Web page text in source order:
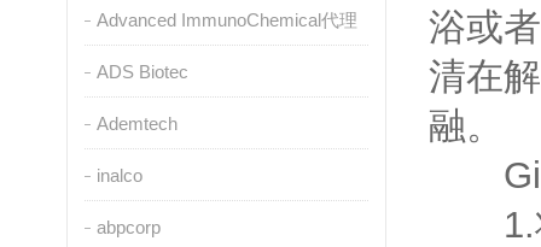
Advanced ImmunoChemical代理
ADS Biotec
Ademtech
inalco
abpcorp
浴或
清在
融。
1.将